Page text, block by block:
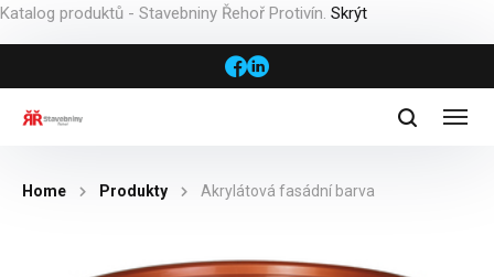
Katalog produktů - Stavebniny Řehoř Protivín. Skrýt
Home Produkty Akrylátová fasádní barva